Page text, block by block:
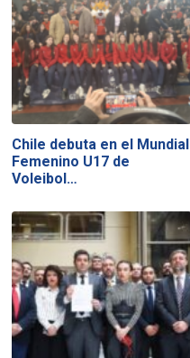
Chile debuta en el Mundial
Femenino U17 de
Voleibol…